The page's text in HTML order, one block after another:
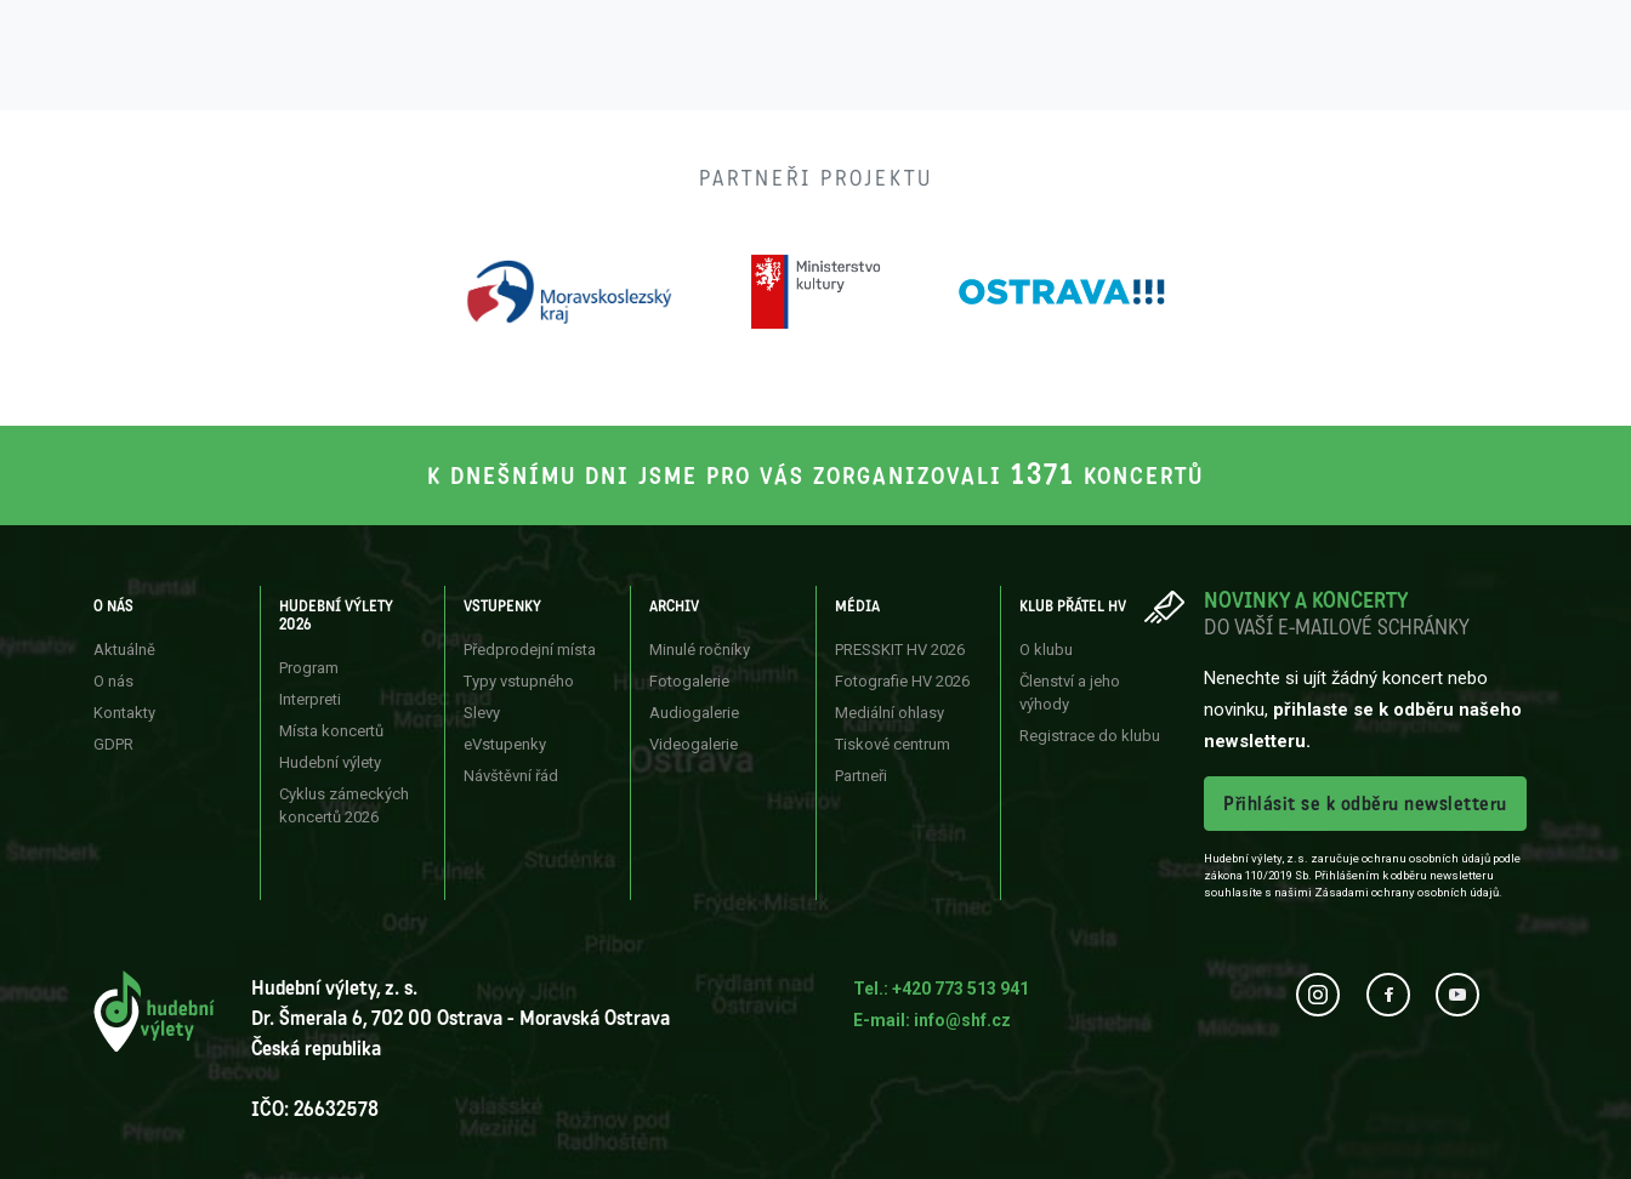
PARTNEŘI PROJEKTU
K DNEŠNÍMU DNI JSME PRO VÁS ZORGANIZOVALI 1371 KONCERTŮ
O NÁS
Aktuálně
O nás
Kontakty
GDPR
HUDEBNÍ VÝLETY
2026
Program
Interpreti
Místa koncertů
Hudební výlety
Cyklus zámeckých
koncertů 2026
VSTUPENKY
Předprodejní místa
Typy vstupného
Slevy
eVstupenky
Návštěvní řád
ARCHIV
Minulé ročníky
Fotogalerie
Audiogalerie
Videogalerie
MÉDIA
PRESSKIT HV 2026
Fotografie HV 2026
Mediální ohlasy
Tiskové centrum
Partneři
KLUB PŘÁTEL HV
O klubu
Členství a jeho
výhody
Registrace do klubu
NOVINKY A KONCERTY
DO VAŠÍ E-MAILOVÉ SCHRÁNKY
Nenechte si ujít žádný koncert nebo
novinku, přihlaste se k odběru našeho
newsletteru.
Přihlásit se k odběru newsletteru
Hudební výlety, z.s. zaručuje ochranu osobních údajů podle
zákona 110/2019 Sb. Přihlášením k odběru newsletteru
souhlasíte s našimi Zásadami ochrany osobních údajů.
Hudební výlety, z. s.
Dr. Šmerala 6, 702 00 Ostrava - Moravská Ostrava
Česká republika
IČO: 26632578
Tel.: +420 773 513 941
E-mail: info@shf.cz